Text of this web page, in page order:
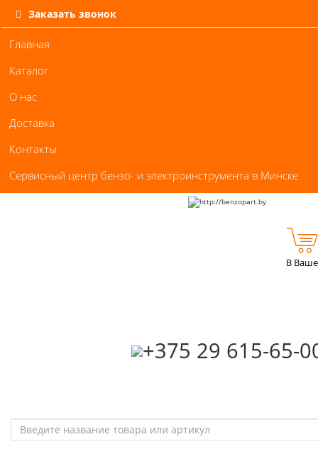
Заказать звонок
Главная
Каталог
О нас
Доставка
Контакты
Сервисный центр бензо- и электроинструмента в Минске
‎+375 29 615-65-
В